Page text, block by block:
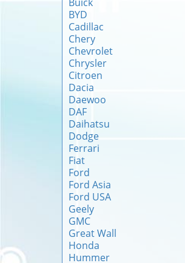
BYD
Cadillac
Chery
Chevrolet
Chrysler
Citroen
Dacia
Daewoo
DAF
Daihatsu
Dodge
Ferrari
Fiat
Ford
Ford Asia
Ford USA
Geely
GMC
Great Wall
Honda
Hummer